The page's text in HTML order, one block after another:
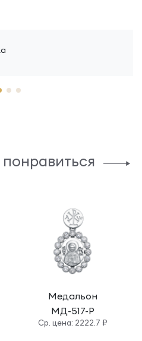
Медальон
МД-517-Р
Cр. цена: 2222.7 ₽